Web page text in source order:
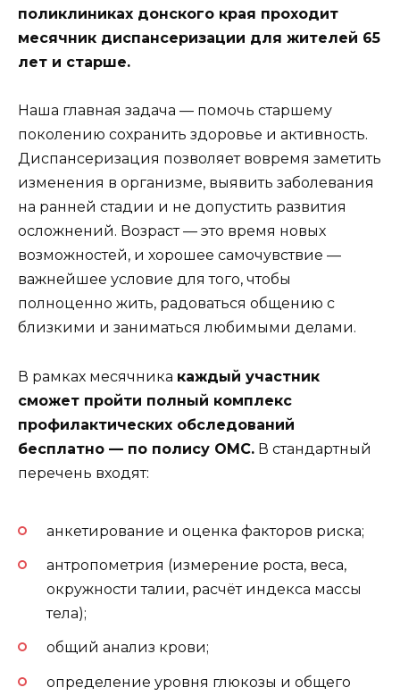
поликлиниках донского края проходит
месячник диспансеризации для жителей 65
лет и старше.
Наша главная задача — помочь старшему
поколению сохранить здоровье и активность.
Диспансеризация позволяет вовремя заметить
изменения в организме, выявить заболевания
на ранней стадии и не допустить развития
осложнений. Возраст — это время новых
возможностей, и хорошее самочувствие —
важнейшее условие для того, чтобы
полноценно жить, радоваться общению с
близкими и заниматься любимыми делами.
В рамках месячника каждый участник
сможет пройти полный комплекс
профилактических обследований
бесплатно — по полису ОМС. В стандартный
перечень входят:
анкетирование и оценка факторов риска;
антропометрия (измерение роста, веса,
окружности талии, расчёт индекса массы
тела);
общий анализ крови;
определение уровня глюкозы и общего